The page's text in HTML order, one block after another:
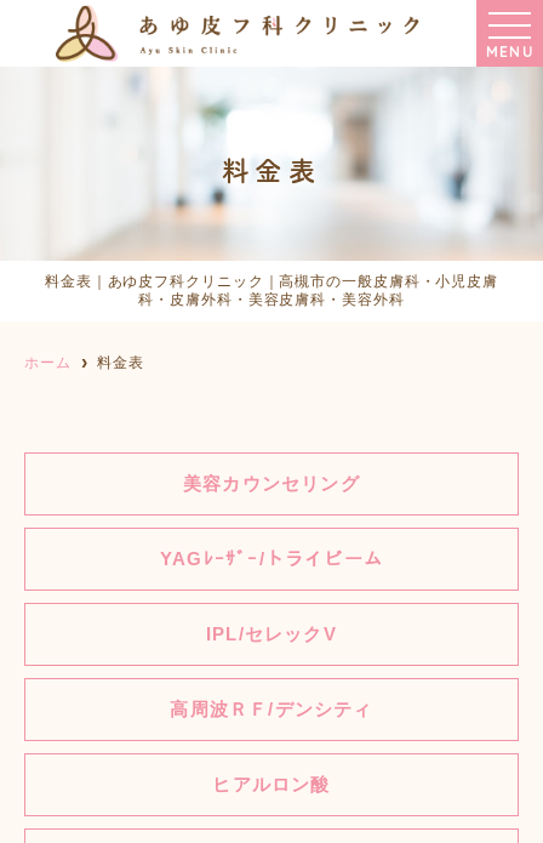
MENU
料金表
料金表｜あゆ皮フ科クリニック｜高槻市の一般皮膚科・小児皮膚
科・皮膚外科・美容皮膚科・美容外科
ホーム 料金表
美容カウンセリング
YAGﾚｰｻﾞｰ/トライビーム
IPL/セレックV
高周波ＲＦ/デンシティ
ヒアルロン酸